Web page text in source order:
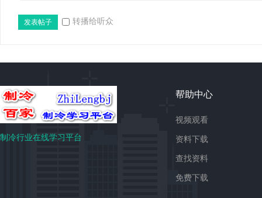
发表帖子 转播给听众
制冷行业在线学习平台
帮助中心
视频观看
资料下载
查找资料
免费下载